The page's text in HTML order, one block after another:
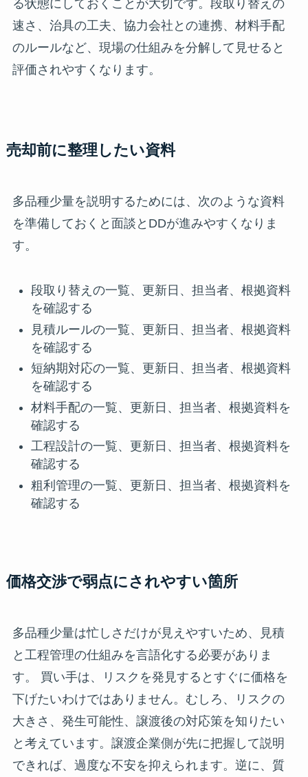
る状態にしておくことが大切です。段取り替えの
速さ、治具の工夫、協力会社との連携、材料手配
のルールなど、現場の仕組みを分解して見せると
評価されやすくなります。
売却前に整理したい資料
多品種少量を説明するためには、次のような資料
を準備しておくと面談とDDが進みやすくなりま
す。
段取り替えの一覧、更新日、担当者、根拠資料
を確認する
見積ルールの一覧、更新日、担当者、根拠資料
を確認する
短納期対応の一覧、更新日、担当者、根拠資料
を確認する
材料手配の一覧、更新日、担当者、根拠資料を
確認する
工程設計の一覧、更新日、担当者、根拠資料を
確認する
粗利管理の一覧、更新日、担当者、根拠資料を
確認する
価格交渉で弱点にされやすい箇所
多品種少量は忙しさだけが見えやすいため、見積
と工程管理の仕組みを言語化する必要がありま
す。 買い手は、リスクを発見するとすぐに価格を
下げたいわけではありません。むしろ、リスクの
大きさ、発生可能性、譲渡後の対応策を知りたい
と考えています。譲渡企業側が先に把握して説明
できれば、過度な不安を抑えられます。逆に、質